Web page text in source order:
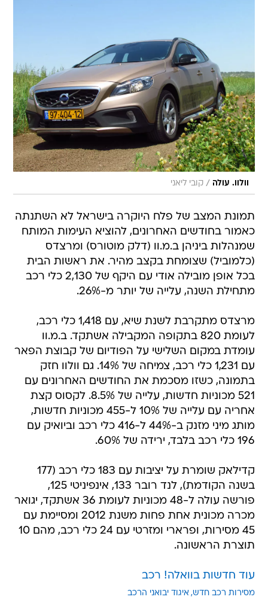
וולוו. עולה / קובי ליאני
תמונת המצב של פלח היוקרה בישראל לא השתנתה
כאמור בחודשים האחרונים, להוציא העימות המותח
שמנהלות ביניהן ב.מ.וו (דלק מוטורס) ומרצדס
(כלמוביל) שצומחת בקצב מהיר. את ראשות הבית
בכל אופן מובילה אודי עם היקף של 2,130 כלי רכב
מתחילת השנה, עלייה של יותר מ-26%.
מרצדס מתקרבת לשנת שיא, עם 1,418 כלי רכב,
לעומת 820 בתקופה המקבילה אשתקד. ב.מ.וו
עומדת במקום השלישי על הפודיום של קבוצת הפאר
עם 1,231 כלי רכב, צמיחה של 14%. גם וולוו חזק
בתמונה, כשזו מסכמת את החודשים האחרונים עם
521 מכוניות חדשות, עלייה של 8.5%. לקסוס קצת
אחריה עם עלייה של 10% ל-455 מכוניות חדשות,
מותג מיני מזנק ב-44% ל-416 כלי רכב וביואיק עם
196 כלי רכב בלבד, ירידה של 60%.
קדילאק שומרת על יציבות עם 183 כלי רכב (177
בשנה הקודמת), לנד רובר 133, אינפיניטי 125,
פורשה עולה ל-48 מכוניות לעומת 36 אשתקד, יגואר
מכרה מכונית אחת פחות משנת 2012 ומסיימת עם
45 מסירות, ופרארי ומזרטי עם 24 כלי רכב, מהם 10
תוצרת הראשונה.
עוד חדשות בוואלה! רכב
מסירות רכב חדש איגוד יבואני הרכב